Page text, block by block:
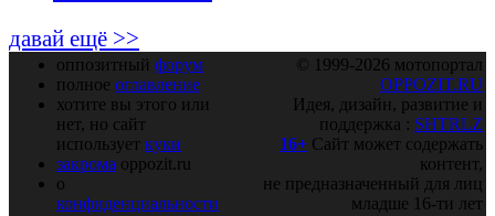
давай ещё >>
оппозитный форум
полное оглавление
хотите вы этого или
нет, но сайт
использует куки
закрома oppozit.ru
о
конфиденциальности
© 1999-2026 мотопортал
OPPOZIT.RU
Идея, дизайн, развитие и
поддержка : SHTRLZ
16+ Сайт может содержать
контент,
не предназначенный для лиц
младше 16-ти лет